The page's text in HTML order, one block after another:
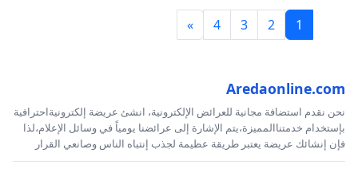
1
2
3
4
»
Aredaonline.com
نحن نقدم استضافة مجانية للعرائض الإلكترونية، انشئ عريضة إلكترونيةاحترافية
بإستخدام خدمتناالمميزة،يتم الإشارة إلى عرائضنا يومياً في وسائل الإعلام،لذا
فإن إنشائك عريضة يعتبر طريقة عظيمة لجذب إنتباه الناس وصانعي القرار